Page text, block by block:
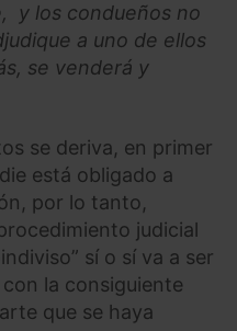
y los condueños no
a uno de ellos
se venderá y
se deriva, en primer
está obligado a
por lo tanto,
judicial
sí o sí va a ser
la consiguiente
que se haya